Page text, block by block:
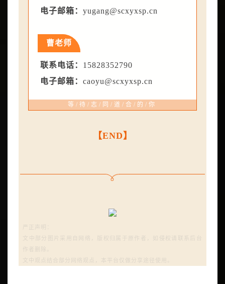
电子邮箱：yugang@scxyxsp.cn
曹老师
联系电话： 15828352790
电子邮箱：caoyu@scxyxsp.cn
等/待/志/同/道/合/的/你
【END】
文中部分图片采用自网络，版权归属于原作者，如侵权请联系后台
作者删除。
文中观点结合部分网络观点，本平台仅做分享途径使用。